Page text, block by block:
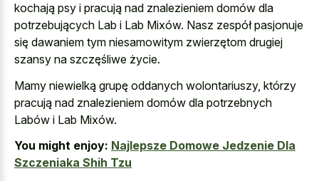
kochają psy i pracują nad znalezieniem domów dla
potrzebujących Lab i Lab Mixów. Nasz zespół pasjonuje
się dawaniem tym niesamowitym zwierzętom drugiej
szansy na szczęśliwe życie.
Mamy niewielką grupę oddanych wolontariuszy, którzy
pracują nad znalezieniem domów dla potrzebnych
Labów i Lab Mixów.
You might enjoy: Najlepsze Domowe Jedzenie Dla
Szczeniaka Shih Tzu